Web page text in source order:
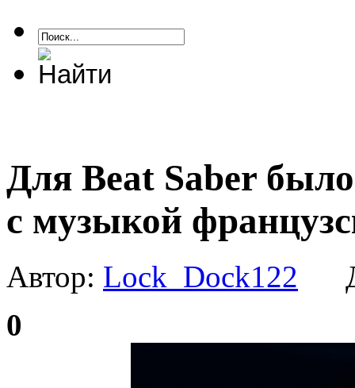
Для Beat Saber
с музыкой
Автор: Lock_Dock122
0